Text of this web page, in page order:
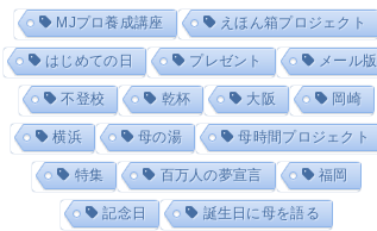
MJプロ養成講座 えほん箱プロジェクト
はじめての日 プレゼント メール版
不登校 乾杯 大阪 岡崎
横浜 母の湯 母時間プロジェクト
特集 百万人の夢宣言 福岡
記念日 誕生日に母を語る